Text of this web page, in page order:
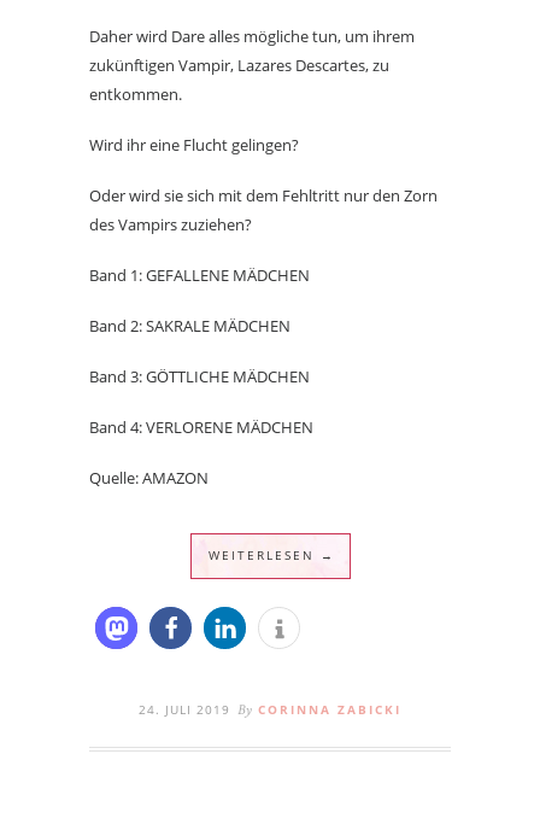
Daher wird Dare alles mögliche tun, um ihrem
zukünftigen Vampir, Lazares Descartes, zu
entkommen.
Wird ihr eine Flucht gelingen?
Oder wird sie sich mit dem Fehltritt nur den Zorn
des Vampirs zuziehen?
Band 1: GEFALLENE MÄDCHEN
Band 2: SAKRALE MÄDCHEN
Band 3: GÖTTLICHE MÄDCHEN
Band 4: VERLORENE MÄDCHEN
Quelle: AMAZON
WEITERLESEN →
24. JULI 2019 By CORINNA ZABICKI